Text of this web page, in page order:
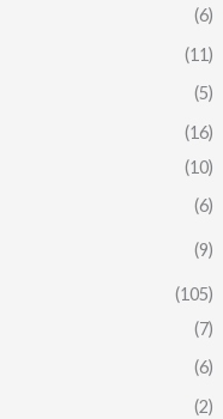
(6)
(11)
(5)
(16)
(10)
(6)
(9)
(105)
(7)
(6)
(2)